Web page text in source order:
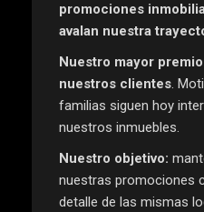
promociones
avalan nuestra
Nuestro mayor
nuestros clientes.
familias siguen hoy
nuestros inmuebles.
Nuestro objetivo:
nuestras promociones
detalle de las mismas